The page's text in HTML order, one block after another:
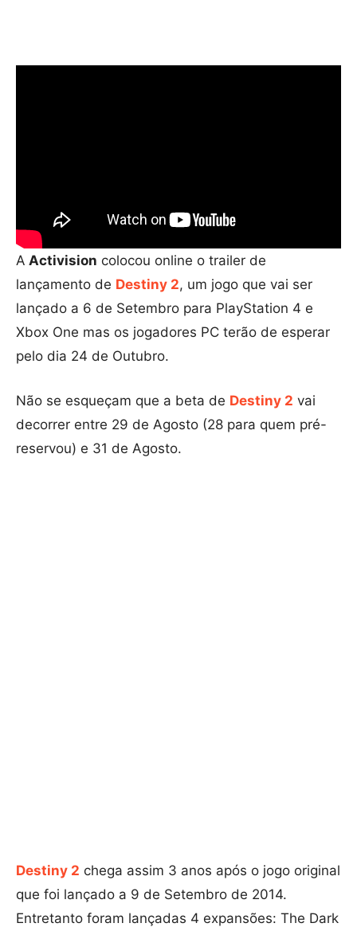
A Activision colocou online o trailer de
lançamento de Destiny 2, um jogo que vai ser
lançado a 6 de Setembro para PlayStation 4 e
Xbox One mas os jogadores PC terão de esperar
pelo dia 24 de Outubro.
Não se esqueçam que a beta de Destiny 2 vai
decorrer entre 29 de Agosto (28 para quem pré-
reservou) e 31 de Agosto.
Destiny 2 chega assim 3 anos após o jogo original
que foi lançado a 9 de Setembro de 2014.
Entretanto foram lançadas 4 expansões: The Dark